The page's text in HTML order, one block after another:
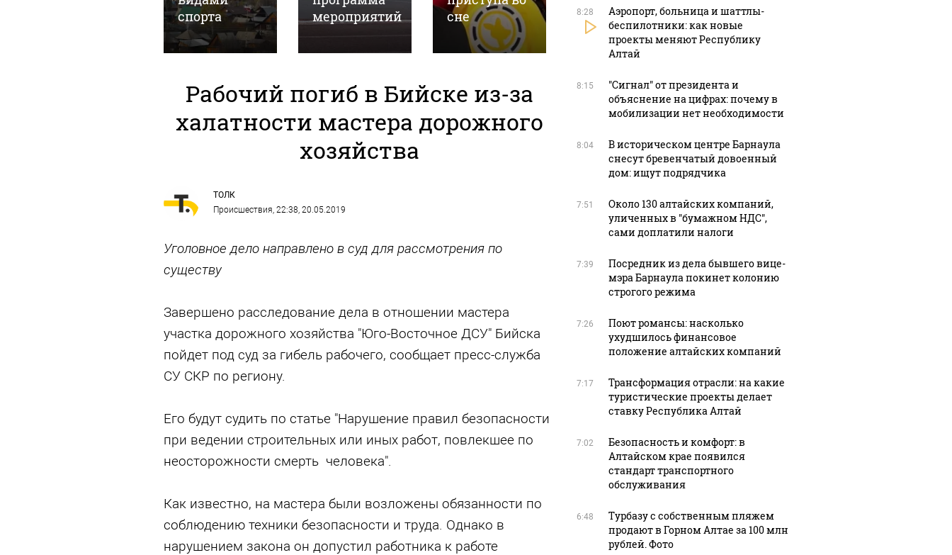
спорта
мероприятий
сне
свидания
Смертина
Рабочий погиб в Бийске из-за
халатности мастера дорожного
хозяйства
ТОЛК
Происшествия, 22:38, 20.05.2019
Уголовное дело направлено в суд для рассмотрения по
существу
Завершено расследование дела в отношении мастера
участка дорожного хозяйства "Юго-Восточное ДСУ" Бийска
пойдет под суд за гибель рабочего, сообщает пресс-служба
СУ СКР по региону.
Его будут судить по статье "Нарушение правил безопасности
при ведении строительных или иных работ, повлекшее по
неосторожности смерть человека".
Как известно, на мастера были возложены обязанности по
соблюдению техники безопасности и труда. Однако в
нарушением закона он допустил работника к работе
8:28
Аэропорт, больница и шаттлы-
беспилотники: как новые
проекты меняют Республику
Алтай
8:15
"Сигнал" от президента и
объяснение на цифрах: почему в
мобилизации нет необходимости
8:04
В историческом центре Барнаула
снесут бревенчатый довоенный
дом: ищут подрядчика
7:51
Около 130 алтайских компаний,
уличенных в "бумажном НДС",
сами доплатили налоги
7:39
Посредник из дела бывшего вице-
мэра Барнаула покинет колонию
строгого режима
7:26
Поют романсы: насколько
ухудшилось финансовое
положение алтайских компаний
7:17
Трансформация отрасли: на какие
туристические проекты делает
ставку Республика Алтай
7:02
Безопасность и комфорт: в
Алтайском крае появился
стандарт транспортного
обслуживания
6:48
Турбазу с собственным пляжем
продают в Горном Алтае за 100 млн
рублей. Фото